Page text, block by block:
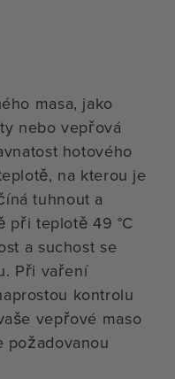
masa, jako
nebo vepřová
hotového
na kterou je
tuhnout a
při teplotě 49 °C
a suchost se
Při vaření
kontrolu
vepřové maso
požadovanou